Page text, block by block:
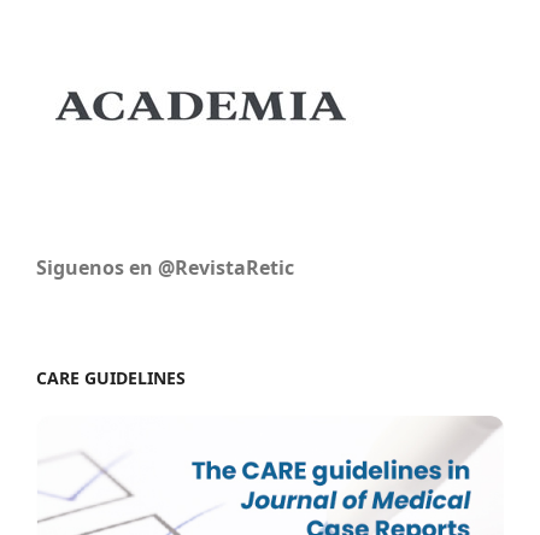
Siguenos en @RevistaRetic
CARE GUIDELINES